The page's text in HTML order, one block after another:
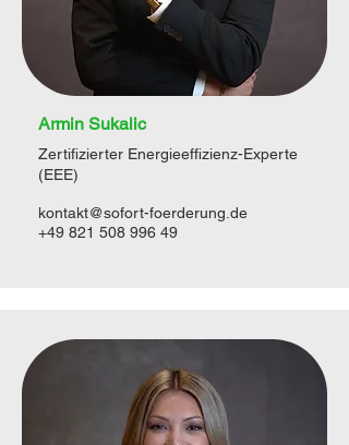
Armin Sukalic
Zertifizierter Energieeffizienz-Experte
(EEE)
kontakt@sofort-foerderung.de
+49 821 508 996 49